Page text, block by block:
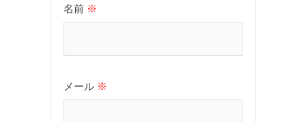
名前 ※
メール ※